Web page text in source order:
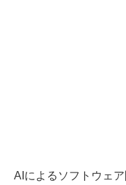
AIによるソフトウェ